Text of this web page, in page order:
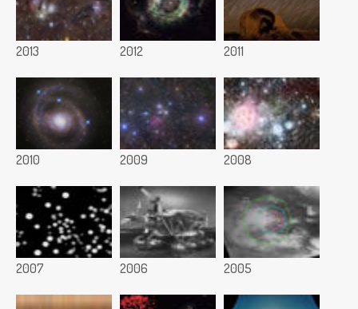
2013 2012 2011
2010 2009 2008
2007 2006 2005